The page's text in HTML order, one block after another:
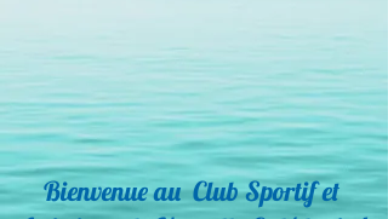
Bienvenue au Club Sportif et